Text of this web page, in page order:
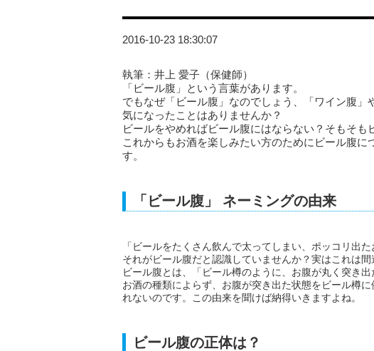
2016-10-23 18:30:07
執筆：井上 愛子（保健師）
「ビール腹」という言葉があります。
でもなぜ「ビール腹」なのでしょう、「ワイン腹」
気になったことはありませんか？
ビールをやめればビール腹にはならない？そもそも
これからもお酒を楽しみたい方のためにビール腹
す。
「ビール腹」 ネーミングの由来
「ビールをたくさん飲んで太ってしまい、ポッコリ出た
それがビール腹だと認識していませんか？実はこれは間
ビール腹とは、「ビール樽のように、お腹が丸く突き出
お酒の種類によらず、お腹が突き出た状態をビール樽
れないのです。この由来を聞けば納得いきますよね。
ビール腹の正体は？